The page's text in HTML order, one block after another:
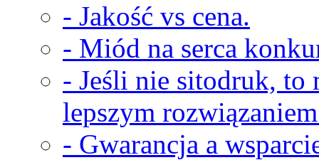
- Jakość vs cena.
- Miód na serca
- Jeśli nie sitodruk, to
lepszym
- Gwarancja a